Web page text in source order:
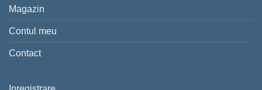
Magazin
Contul meu
Contact